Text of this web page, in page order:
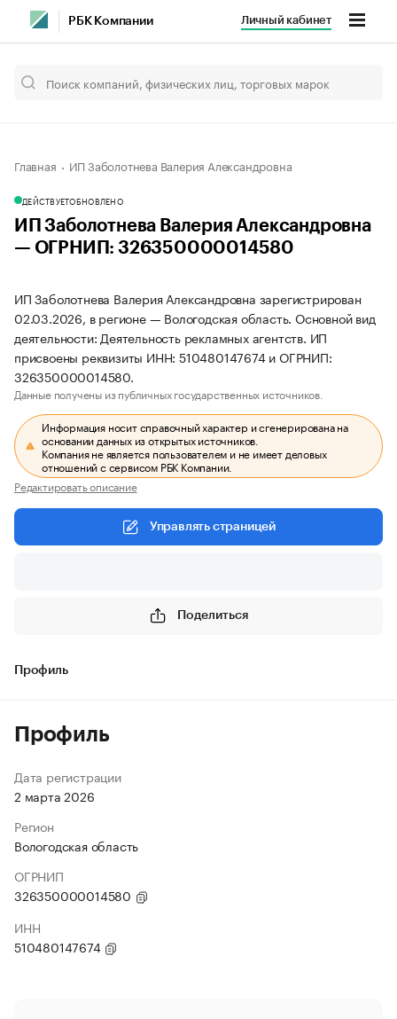
РБК Компании Личный кабинет
Главная ИП Заболотнева Валерия Александровна
ДЕЙСТВУЕТОБНОВЛЕНО
ИП Заболотнева Валерия Александровна
— ОГРНИП: 326350000014580
ИП Заболотнева Валерия Александровна зарегистрирован
02.03.2026, в регионе — Вологодская область. Основной вид
деятельности: Деятельность рекламных агентств. ИП
присвоены реквизиты ИНН: 510480147674 и ОГРНИП:
326350000014580.
Данные получены из публичных государственных источников.
Информация носит справочный характер и сгенерирована на
основании данных из открытых источников.
Компания не является пользователем и не имеет деловых
отношений с сервисом РБК Компании.
Редактировать описание
Управлять страницей
Поделиться
Профиль
Профиль
Дата регистрации
2 марта 2026
Регион
Вологодская область
ОГРНИП
326350000014580
ИНН
510480147674